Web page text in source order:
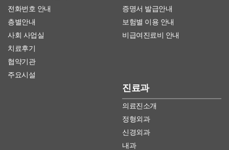
전화번호 안내
층별안내
사회 사업실
치료후기
협약기관
주요시설
증명서 발급안내
보험별 이용 안내
비급여진료비 안내
진료과
의료진소개
정형외과
신경외과
내과